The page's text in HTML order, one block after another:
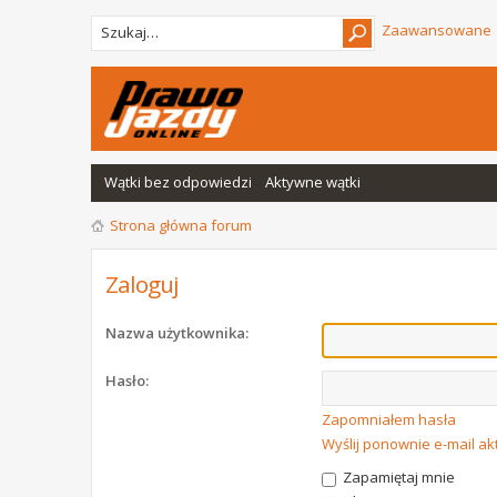
Zaawansowane
Wątki bez odpowiedzi Aktywne wątki
Strona główna forum
Zaloguj
Nazwa użytkownika:
Hasło:
Zapomniałem hasła
Wyślij ponownie e-mail
Zapamiętaj mnie